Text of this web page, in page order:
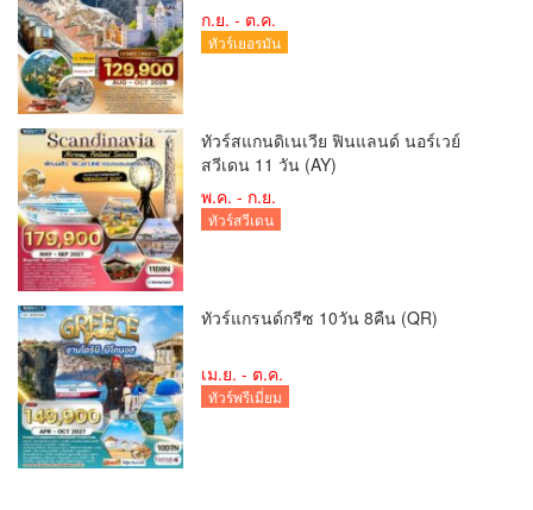
ก.ย. - ต.ค.
ทัวร์เยอรมัน
ทัวร์สแกนดิเนเวีย ฟินแลนด์ นอร์เวย์
สวีเดน 11 วัน (AY)
พ.ค. - ก.ย.
ทัวร์สวีเดน
ทัวร์แกรนด์กรีซ 10วัน 8คืน (QR)
เม.ย. - ต.ค.
ทัวร์พรีเมี่ยม